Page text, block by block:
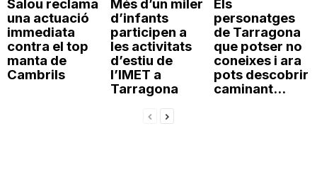
Salou reclama
una actuació
immediata
contra el top
manta de
Cambrils
Més d’un miler
d’infants
participen a
les activitats
d’estiu de
l’IMET a
Tarragona
Els
personatges
de Tarragona
que potser no
coneixes i ara
pots descobrir
caminant...